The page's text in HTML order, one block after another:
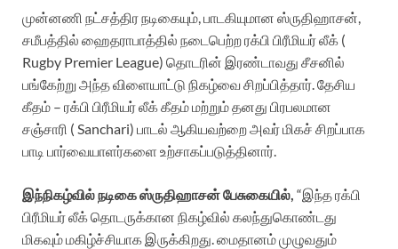
முன்னணி நட்சத்திர நடிகையும், பாடகியுமான ஸ்ருதிஹாசன்,
சமீபத்தில் ஹைதராபாத்தில் நடைபெற்ற ரக்பி பிரீமியர் லீக் (
Rugby Premier League) தொடரின் இரண்டாவது சீசனில்
பங்கேற்று அந்த விளையாட்டு நிகழ்வை சிறப்பித்தார். தேசிய
கீதம் – ரக்பி பிரீமியர் லீக் கீதம் மற்றும் தனது பிரபலமான
சஞ்சாரி ( Sanchari) பாடல் ஆகியவற்றை அவர் மிகச் சிறப்பாக
பாடி பார்வையாளர்களை உற்சாகப்படுத்தினார்.
இந்நிகழ்வில் நடிகை ஸ்ருதிஹாசன் பேசுகையில், “இந்த ரக்பி
பிரீமியர் லீக் தொடருக்கான நிகழ்வில் கலந்துகொண்டது
மிகவும் மகிழ்ச்சியாக இருக்கிறது. மைதானம் முழுவதும்